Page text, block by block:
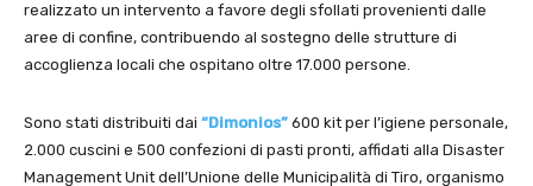
realizzato un intervento a favore degli sfollati provenienti dalle
aree di confine, contribuendo al sostegno delle strutture di
accoglienza locali che ospitano oltre 17.000 persone.
Sono stati distribuiti dai “Dimonios” 600 kit per l’igiene personale,
2.000 cuscini e 500 confezioni di pasti pronti, affidati alla Disaster
Management Unit dell’Unione delle Municipalità di Tiro, organismo